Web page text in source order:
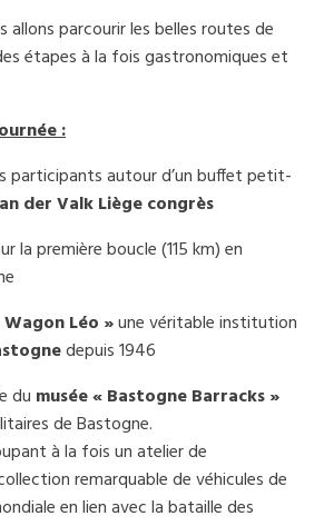
allons parcourir les belles routes de
étapes à la fois gastronomiques et
:
participants autour d’un buffet petit-
der Valk Liège congrès
la première boucle (115 km) en
Wagon Léo »une véritable institution
depuis 1946
du musée « Bastogne Barracks »
de Bastogne.
à la fois un atelier de
remarquable de véhicules de
en lien avec la bataille des